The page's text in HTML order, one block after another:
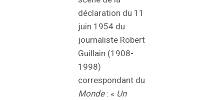
déclaration du 11
juin 1954 du
journaliste Robert
Guillain (1908-
1998)
correspondant du
Monde: « Un